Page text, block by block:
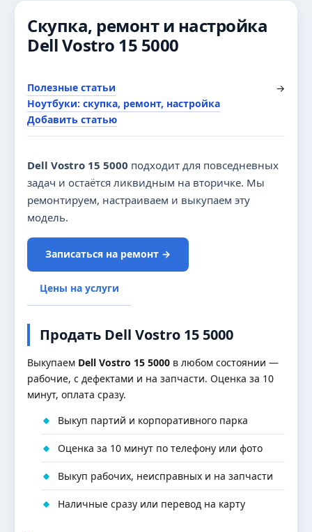
Скупка, ремонт и настройка
Dell Vostro 15 5000
Полезные статьи
→
Ноутбуки: скупка, ремонт, настройка
Добавить статью
Dell Vostro 15 5000 подходит для повседневных
задач и остаётся ликвидным на вторичке. Мы
ремонтируем, настраиваем и выкупаем эту
модель.
Записаться на ремонт →
Цены на услуги
Продать Dell Vostro 15 5000
Выкупаем Dell Vostro 15 5000 в любом состоянии —
рабочие, с дефектами и на запчасти. Оценка за 10
минут, оплата сразу.
Выкуп партий и корпоративного парка
Оценка за 10 минут по телефону или фото
Выкуп рабочих, неисправных и на запчасти
Наличные сразу или перевод на карту